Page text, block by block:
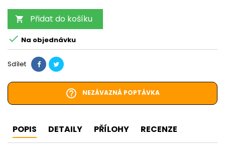
 Přidat do košíku
 Na objednávku
Sdílet
help_outline NEZÁVAZNÁ POPTÁVKA
POPIS DETAILY PŘÍLOHY RECENZE